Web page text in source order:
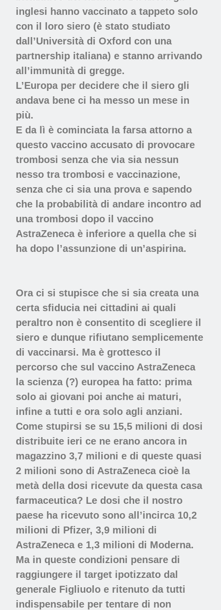
inglesi hanno vaccinato a tappeto solo
con il loro siero (è stato studiato
dall’Università di Oxford con una
partnership italiana) e stanno arrivando
all’immunità di gregge.
L’Europa per decidere che il siero gli
andava bene ci ha messo un mese in
più.
E da lì è cominciata la farsa attorno a
questo vaccino accusato di provocare
trombosi senza che via sia nessun
nesso tra trombosi e vaccinazione,
senza che ci sia una prova e sapendo
che la probabilità di andare incontro ad
una trombosi dopo il vaccino
AstraZeneca è inferiore a quella che si
ha dopo l’assunzione di un’aspirina.
Ora ci si stupisce che si sia creata una
certa sfiducia nei cittadini ai quali
peraltro non è consentito di scegliere il
siero e dunque rifiutano semplicemente
di vaccinarsi. Ma è grottesco il
percorso che sul vaccino AstraZeneca
la scienza (?) europea ha fatto: prima
solo ai giovani poi anche ai maturi,
infine a tutti e ora solo agli anziani.
Come stupirsi se su 15,5 milioni di dosi
distribuite ieri ce ne erano ancora in
magazzino 3,7 milioni e di queste quasi
2 milioni sono di AstraZeneca cioè la
metà della dosi ricevute da questa casa
farmaceutica? Le dosi che il nostro
paese ha ricevuto sono all’incirca 10,2
milioni di Pfizer, 3,9 milioni di
AstraZeneca e 1,3 milioni di Moderna.
Ma in queste condizioni pensare di
raggiungere il target ipotizzato dal
generale Figliuolo e ritenuto da tutti
indispensabile per tentare di non